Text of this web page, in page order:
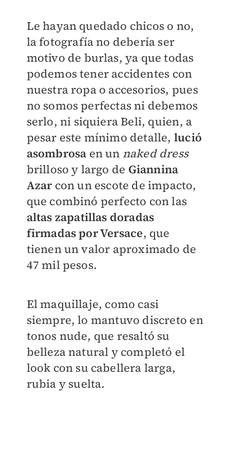
Le hayan quedado chicos o no,
la fotografía no debería ser
motivo de burlas, ya que todas
podemos tener accidentes con
nuestra ropa o accesorios, pues
no somos perfectas ni debemos
serlo, ni siquiera Beli, quien, a
pesar este mínimo detalle, lució
asombrosa en un naked dress
brilloso y largo de Giannina
Azarcon un escote de impacto,
que combinó perfecto con las
altas zapatillas doradas
firmadas por Versace, que
tienen un valor aproximado de
47 mil pesos.
El maquillaje, como casi
siempre, lo mantuvo discreto en
tonos nude, que resaltó su
belleza natural y completó el
look con su cabellera larga,
rubia y suelta.